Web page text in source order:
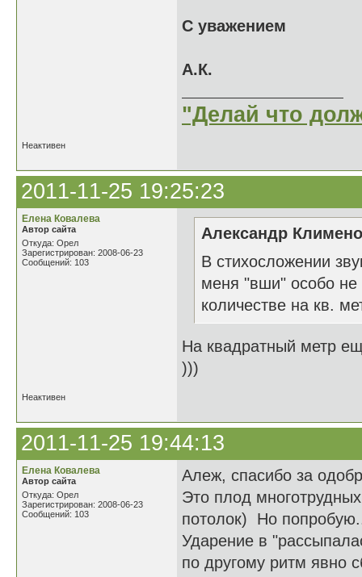
С уважением
А.К.
"Делай что
Неактивен
2011-11-25 19:25:23
Елена Ковалева
Автор сайта
Откуда: Орел
Зарегистрирован: 2008-06-23
Сообщений: 103
Александр
В стихосложении
меня "вши" особо не
количестве на кв.
На квадратный метр
)))
Неактивен
2011-11-25 19:44:13
Елена Ковалева
Автор сайта
Откуда: Орел
Зарегистрирован: 2008-06-23
Сообщений: 103
Алеж, спасибо за
Это плод
потолок) Но
Ударение в
по другому ритм явно